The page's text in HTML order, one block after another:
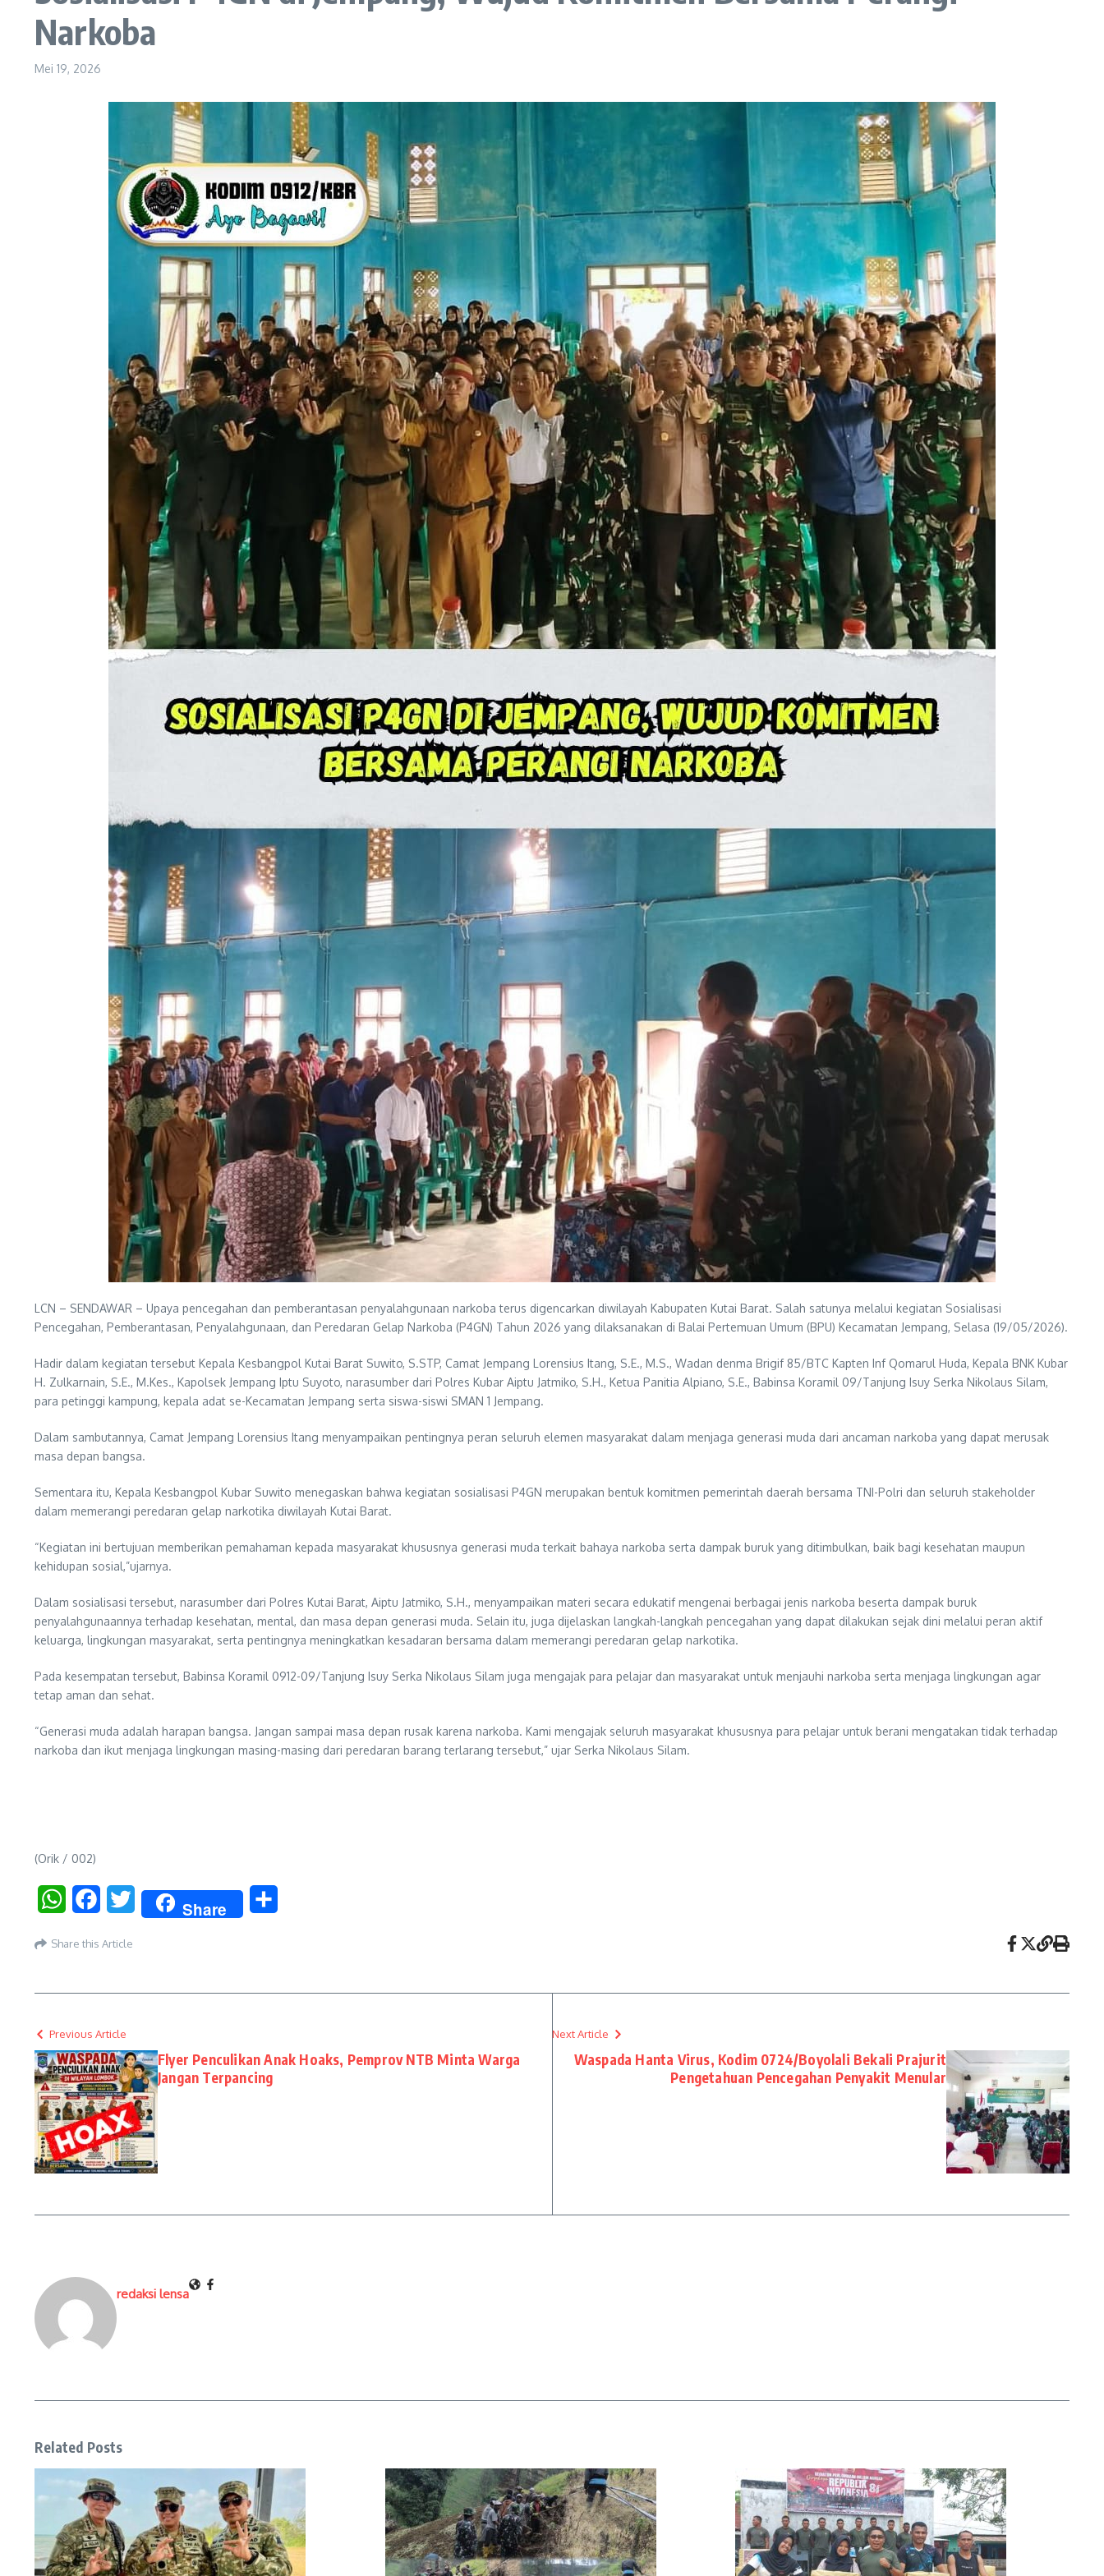
Narkoba
Mei 19, 2026
LCN – SENDAWAR – Upaya pencegahan dan pemberantasan penyalahgunaan narkoba terus digencarkan diwilayah Kabupaten Kutai Barat. Salah satunya melalui kegiatan Sosialisasi
Pencegahan, Pemberantasan, Penyalahgunaan, dan Peredaran Gelap Narkoba (P4GN) Tahun 2026 yang dilaksanakan di Balai Pertemuan Umum (BPU) Kecamatan Jempang, Selasa (19/05/2026).
Hadir dalam kegiatan tersebut Kepala Kesbangpol Kutai Barat Suwito, S.STP, Camat Jempang Lorensius Itang, S.E., M.S., Wadan denma Brigif 85/BTC Kapten Inf Qomarul Huda, Kepala BNK Kubar
H. Zulkarnain, S.E., M.Kes., Kapolsek Jempang Iptu Suyoto, narasumber dari Polres Kubar Aiptu Jatmiko, S.H., Ketua Panitia Alpiano, S.E., Babinsa Koramil 09/Tanjung Isuy Serka Nikolaus Silam,
para petinggi kampung, kepala adat se-Kecamatan Jempang serta siswa-siswi SMAN 1 Jempang.
Dalam sambutannya, Camat Jempang Lorensius Itang menyampaikan pentingnya peran seluruh elemen masyarakat dalam menjaga generasi muda dari ancaman narkoba yang dapat merusak
masa depan bangsa.
Sementara itu, Kepala Kesbangpol Kubar Suwito menegaskan bahwa kegiatan sosialisasi P4GN merupakan bentuk komitmen pemerintah daerah bersama TNI-Polri dan seluruh stakeholder
dalam memerangi peredaran gelap narkotika diwilayah Kutai Barat.
“Kegiatan ini bertujuan memberikan pemahaman kepada masyarakat khususnya generasi muda terkait bahaya narkoba serta dampak buruk yang ditimbulkan, baik bagi kesehatan maupun
kehidupan sosial,”ujarnya.
Dalam sosialisasi tersebut, narasumber dari Polres Kutai Barat, Aiptu Jatmiko, S.H., menyampaikan materi secara edukatif mengenai berbagai jenis narkoba beserta dampak buruk
penyalahgunaannya terhadap kesehatan, mental, dan masa depan generasi muda. Selain itu, juga dijelaskan langkah-langkah pencegahan yang dapat dilakukan sejak dini melalui peran aktif
keluarga, lingkungan masyarakat, serta pentingnya meningkatkan kesadaran bersama dalam memerangi peredaran gelap narkotika.
Pada kesempatan tersebut, Babinsa Koramil 0912-09/Tanjung Isuy Serka Nikolaus Silam juga mengajak para pelajar dan masyarakat untuk menjauhi narkoba serta menjaga lingkungan agar
tetap aman dan sehat.
“Generasi muda adalah harapan bangsa. Jangan sampai masa depan rusak karena narkoba. Kami mengajak seluruh masyarakat khususnya para pelajar untuk berani mengatakan tidak terhadap
narkoba dan ikut menjaga lingkungan masing-masing dari peredaran barang terlarang tersebut,” ujar Serka Nikolaus Silam.
(Orik / 002)
WhatsAppFacebookTwitter Share
Share this Article
Previous Article
Flyer Penculikan Anak Hoaks, Pemprov NTB Minta Warga
Jangan Terpancing
Next Article
Waspada Hanta Virus, Kodim 0724/Boyolali Bekali Prajurit
Pengetahuan Pencegahan Penyakit Menular
redaksi lensa
Related Posts